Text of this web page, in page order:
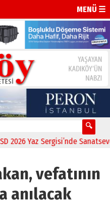
MENÜ ☰
Yaz Sergisi’nde
vefatının
anılacak